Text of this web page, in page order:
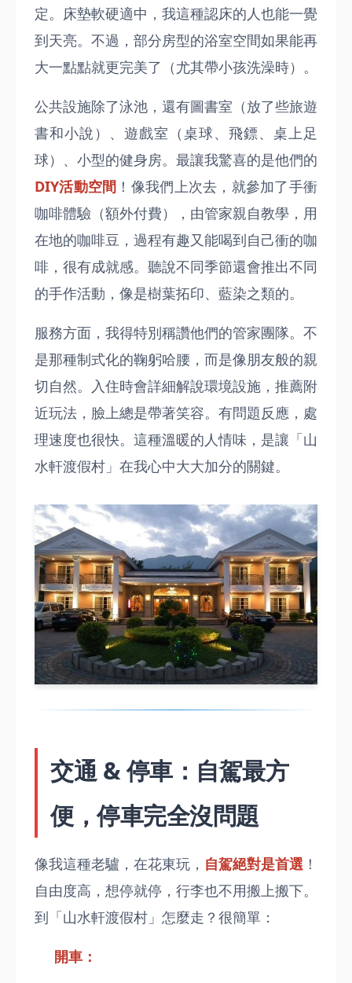
定。床墊軟硬適中，我這種認床的人也能一覺
到天亮。不過，部分房型的浴室空間如果能再
大一點點就更完美了（尤其帶小孩洗澡時）。
公共設施除了泳池，還有圖書室（放了些旅遊
書和小說）、遊戲室（桌球、飛鏢、桌上足
球）、小型的健身房。最讓我驚喜的是他們的
DIY活動空間 ！像我們上次去，就參加了手衝
咖啡體驗（額外付費），由管家親自教學，用
在地的咖啡豆，過程有趣又能喝到自己衝的咖
啡，很有成就感。聽說不同季節還會推出不同
的手作活動，像是樹葉拓印、藍染之類的。
服務方面，我得特別稱讚他們的管家團隊。不
是那種制式化的鞠躬哈腰，而是像朋友般的親
切自然。入住時會詳細解說環境設施，推薦附
近玩法，臉上總是帶著笑容。有問題反應，處
理速度也很快。這種溫暖的人情味，是讓「山
水軒渡假村」在我心中大大加分的關鍵。
交通 & 停車：自駕最方
便，停車完全沒問題
像我這種老驢，在花東玩， 自駕絕對是首選 ！
自由度高，想停就停，行李也不用搬上搬下。
到「山水軒渡假村」怎麼走？很簡單：
開車：